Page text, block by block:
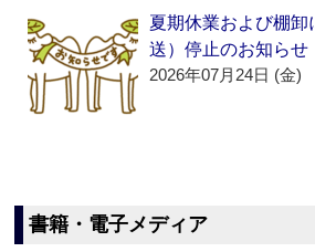
夏期休業および棚卸
送）停止のお知らせ
2026年07月24日 (金)
書籍・電子メディア